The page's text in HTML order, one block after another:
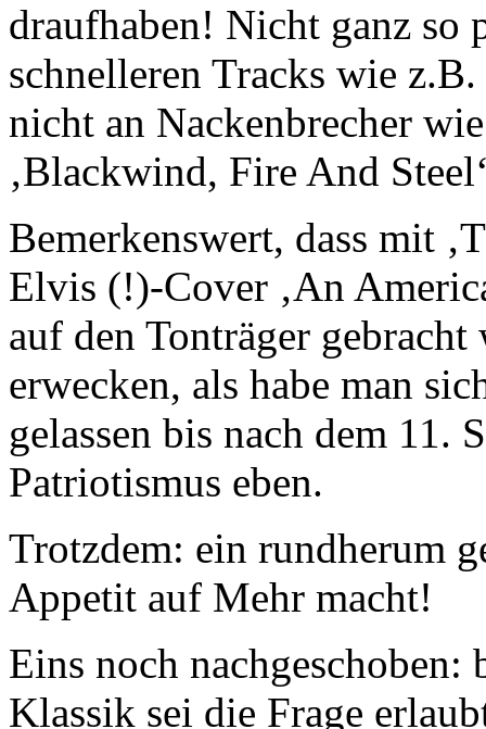
draufhaben! Nicht ganz
schnelleren Tracks wie
nicht an Nackenbrecher
‚Blackwind, Fire And
Bemerkenswert, dass mit
Elvis (!)-Cover ‚An
auf den Tonträger
erwecken, als habe man
gelassen bis nach dem 11.
Patriotismus eben.
Trotzdem: ein rundherum
Appetit auf Mehr macht!
Eins noch nachgeschoben:
Klassik sei die Frage